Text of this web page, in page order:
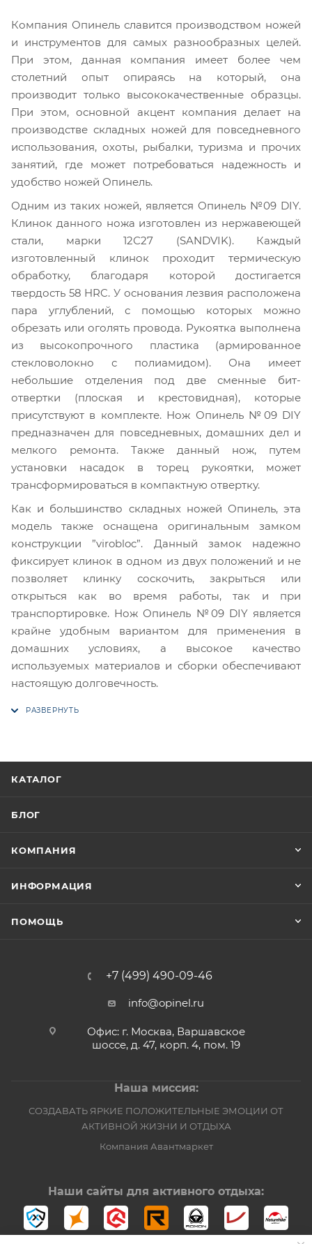
Компания Опинель славится производством ножей
и инструментов для самых разнообразных целей.
При этом, данная компания имеет более чем
столетний опыт опираясь на который, она
производит только высококачественные образцы.
При этом, основной акцент компания делает на
производстве складных ножей для повседневного
использования, охоты, рыбалки, туризма и прочих
занятий, где может потребоваться надежность и
удобство ножей Опинель.
Одним из таких ножей, является Опинель №09 DIY.
Клинок данного ножа изготовлен из нержавеющей
стали, марки 12С27 (SANDVIK). Каждый
изготовленный клинок проходит термическую
обработку, благодаря которой достигается
твердость 58 HRC. У основания лезвия расположена
пара углублений, с помощью которых можно
обрезать или оголять провода. Рукоятка выполнена
из высокопрочного пластика (армированное
стекловолокно с полиамидом). Она имеет
небольшие отделения под две сменные бит-
отвертки (плоская и крестовидная), которые
присутствуют в комплекте. Нож Опинель №09 DIY
предназначен для повседневных, домашних дел и
мелкого ремонта. Также данный нож, путем
установки насадок в торец рукоятки, может
трансформироваться в компактную отвертку.
Как и большинство складных ножей Опинель, эта
модель также оснащена оригинальным замком
конструкции ”virobloc”. Данный замок надежно
фиксирует клинок в одном из двух положений и не
позволяет клинку соскочить, закрыться или
открыться как во время работы, так и при
транспортировке. Нож Опинель №09 DIY является
крайне удобным вариантом для применения в
домашних условиях, а высокое качество
используемых материалов и сборки обеспечивают
настоящую долговечность.
КАТАЛОГ
БЛОГ
КОМПАНИЯ
ИНФОРМАЦИЯ
ПОМОЩЬ
+7 (499) 490-09-46
info@opinel.ru
Офис: г. Москва, Варшавское
шоссе, д. 47, корп. 4, пом. 19
Наша миссия:
СОЗДАВАТЬ ЯРКИЕ ПОЛОЖИТЕЛЬНЫЕ ЭМОЦИИ ОТ
АКТИВНОЙ ЖИЗНИ И ОТДЫХА
Компания Авантмаркет
Наши сайты для активного отдыха: